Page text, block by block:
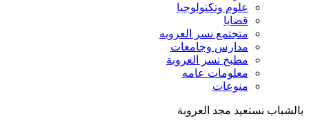
علوم وتكنولوجيا
قضايا
متجتمع نسر العروبه
مدارس وجامعات
مطبخ نسر العروبة
معلومات عامه
منوعات
بالشباب نستعيد مجد العروبة